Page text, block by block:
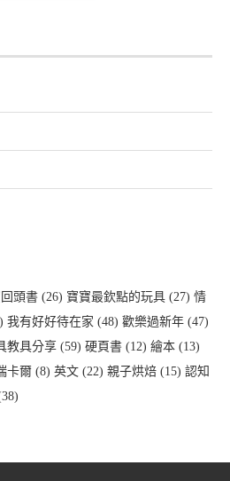
頭書 (26) 寶寶最欽點的玩具 (27) 情
我有好好待在家 (48) 歡樂過新年 (47)
教具分享 (59) 硬頁書 (12) 繪本 (13)
卡爾 (8) 英文 (22) 親子烘焙 (15) 認知